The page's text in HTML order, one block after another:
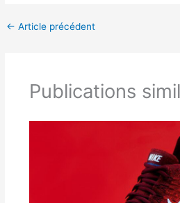
← Article précédent
Publications